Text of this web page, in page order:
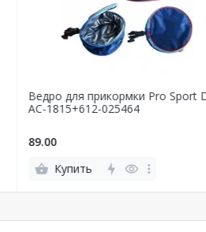
Ведро для прикормки Pro Sport
AC-1815+612-025464
89.00
Купить